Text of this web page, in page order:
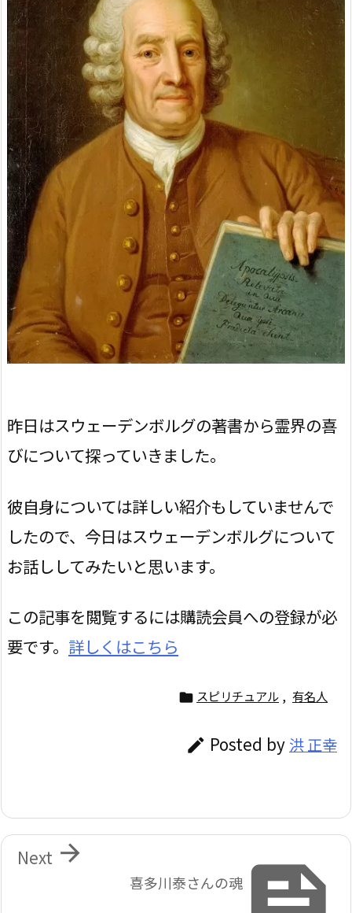
昨日はスウェーデンボルグの著書から霊界の喜
びについて探っていきました。
彼自身については詳しい紹介もしていませんで
したので、今日はスウェーデンボルグについて
お話ししてみたいと思います。
この記事を閲覧するには購読会員への登録が必
要です。 詳しくはこちら
 スピリチュアル , 有名人
 Posted by 洪 正幸
喜多川泰さんの魂

Next